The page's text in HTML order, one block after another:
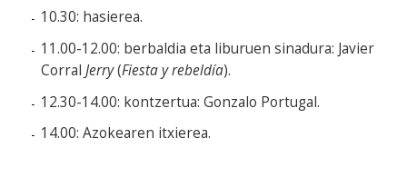
10.30: hasierea.
11.00-12.00: berbaldia eta liburuen sinadura: Javier
Corral Jerry(Fiesta y rebeldía).
12.30-14.00: kontzertua: Gonzalo Portugal.
14.00: Azokearen itxierea.